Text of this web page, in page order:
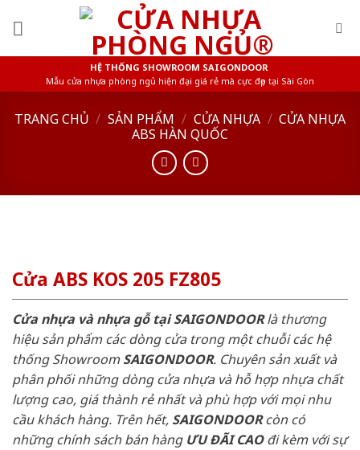
HỆ THỐNG SHOWROOM SAIGONDOOR
Mẫu cửa nhựa phòng ngủ hiện đại giá rẻ mà cực đẹp tại Sài Gòn
TRANG CHỦ / SẢN PHẨM / CỬA NHỰA / CỬA NHỰA
ABS HÀN QUỐC
Cửa ABS KOS 205 FZ805
Cửa nhựa và nhựa gỗ tại SAIGONDOORlà thương
hiệu sản phẩm các dòng cửa trong một chuỗi các hệ
thống ShowroomSAIGONDOOR. Chuyên sản xuất và
phân phối những dòng cửa nhựa và hỗ hợp nhựa chất
lượng cao, giá thành rẻ nhất và phù hợp với mọi nhu
cầu khách hàng. Trên hết, SAIGONDOORcòn có
những chính sách bán hàng ƯU ĐÃI CAOđi kèm với sự